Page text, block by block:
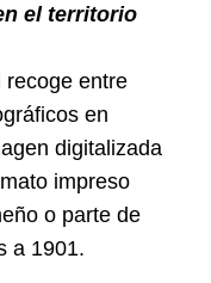
el territorio
recoge entre
en
digitalizada
impreso
o parte de
a 1901.